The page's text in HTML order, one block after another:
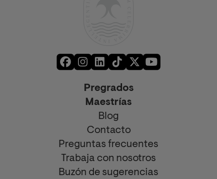
Pregrados
Maestrías
Blog
Contacto
Preguntas frecuentes
Trabaja con nosotros
Buzón de sugerencias